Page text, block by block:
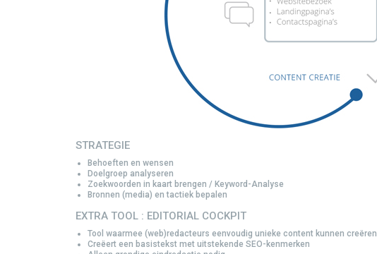
STRATEGIE
Behoeften en wensen
Doelgroep analyseren
Zoekwoorden in kaart brengen / Keyword-Analyse
Bronnen (media) en tactiek bepalen
EXTRA TOOL : EDITORIAL COCKPIT
Tool waarmee (web)redacteurs eenvoudig unieke content kunnen creëren
Creëert een basistekst met uitstekende SEO-kenmerken